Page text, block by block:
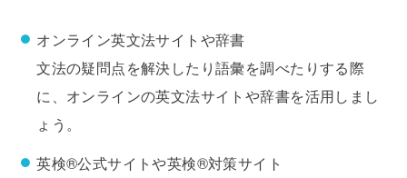
オンライン英文法サイトや辞書
文法の疑問点を解決したり語彙を調べたりする際
に、オンラインの英文法サイトや辞書を活用しまし
ょう。
英検®公式サイトや英検®対策サイト